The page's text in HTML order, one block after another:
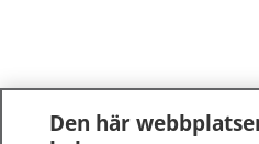
Den här